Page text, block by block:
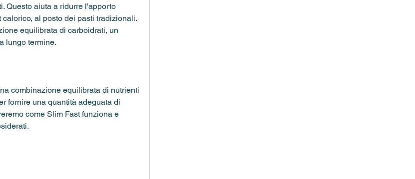
Questo aiuta a ridurre l'apporto
al posto dei pasti tradizionali.
equilibrata di carboidrati, un
lungo termine.
combinazione equilibrata di nutrienti
fornire una quantità adeguata di
come Slim Fast funziona e